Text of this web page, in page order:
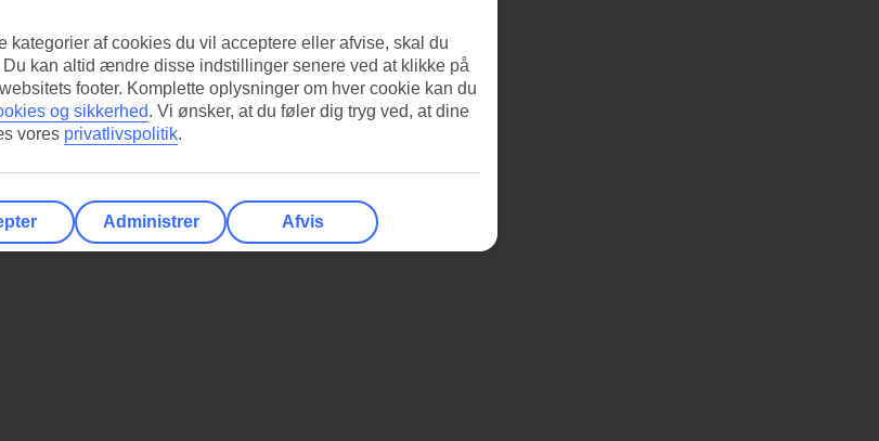
kategorier af cookies du vil acceptere eller afvise, skal du
kan altid ændre disse indstillinger senere ved at klikke på
footer. Komplette oplysninger om hver cookie kan du
og sikkerhed. Vi ønsker, at du føler dig tryg ved, at dine
vores privatlivspolitik.
Administrer Afvis